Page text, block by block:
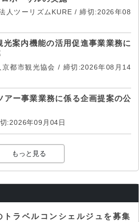
人ツーリズムKURE / 締切:2026年08
光案内機能の活用促進事業業務に
京都市観光協会 / 締切:2026年08月14
アー事業業務に係る企画提案の公
:2026年09月04日
もっと見る
トラベルコンシェルジュを募集